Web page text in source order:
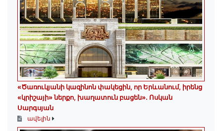
«Ծառուկյանի կազինոն փակեցին, որ Երևանում, իրենց
«կրիշայի» ներքո, խաղատուն բացեն»․ Ոսկան
Սարգսյան
ավելին